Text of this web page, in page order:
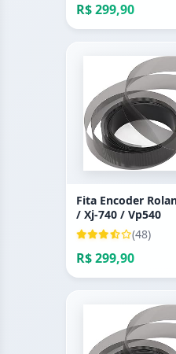
R$ 299,90
Fita Encoder
/ Xj-740 / Vp540
(48)
R$ 299,90